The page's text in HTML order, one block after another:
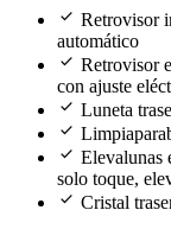
check Retrovisor
automático
check Retrovisor
con ajuste
check Luneta
check
check Elevalunas
solo toque,
check Cristal